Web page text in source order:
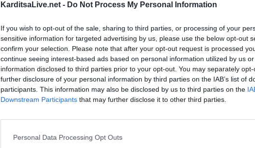
KarditsaLive.net - Do Not Process My Personal Information
If you wish to opt-out of the sale, sharing to third parties, or processing of your
sensitive information for targeted advertising by us, please use the below opt-out
confirm your selection. Please note that after your opt-out request is processed
continue seeing interest-based ads based on personal information utilized by us
information disclosed to third parties prior to your opt-out. You may separately
further disclosure of your personal information by third parties on the IAB’s list of
participants. This information may also be disclosed by us to third parties on the
Downstream Participants that may further disclose it to other third parties.
Personal Data Processing Opt Outs
Επιστήμη- Υγεία:
δυσκολίες
24 Ιουλίου 2026, 10:19